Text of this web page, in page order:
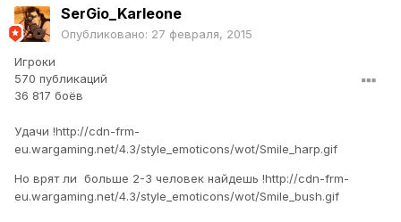
SerGio_Karleone
Опубликовано: 27 февраля, 2015
Игроки
570 публикаций
36 817 боёв
Удачи !http://cdn-frm-
eu.wargaming.net/4.3/style_emoticons/wot/Smile_harp.gif
Но врят ли больше 2-3 человек найдешь !http://cdn-frm-
eu.wargaming.net/4.3/style_emoticons/wot/Smile_bush.gif